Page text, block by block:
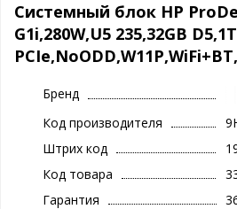
Системный блок HP
G1i,280W,U5 235,32GB
Бренд
Код производителя
Штрих код
Код товара
Гарантия